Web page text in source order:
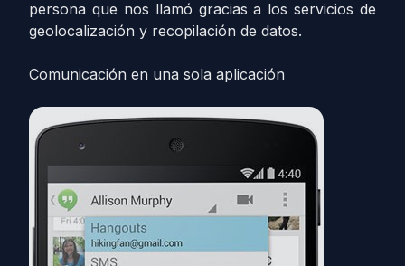
persona que nos llamó gracias a los servicios de
geolocalización y recopilación de datos.
Comunicación en una sola aplicación